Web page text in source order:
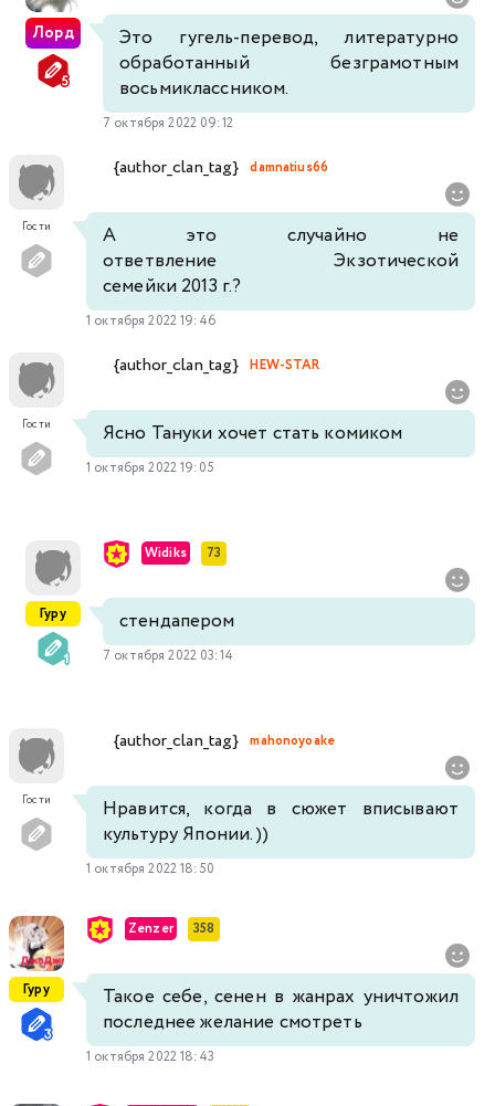
Лорд
Это гугель-перевод, литературно
обработанный безграмотным
восьмиклассником.
7 октября 2022 09:12
Гости
{author_clan_tag} damnatius66
А это случайно не
ответвление Экзотической
семейки 2013 г.?
1 октября 2022 19:46
Гости
{author_clan_tag} HEW-STAR
Ясно Тануки хочет стать комиком
1 октября 2022 19:05
Гуру
Widiks 73
стендапером
7 октября 2022 03:14
Гости
{author_clan_tag} mahonoyoake
Нравится, когда в сюжет вписывают
культуру Японии. ))
1 октября 2022 18:50
Гуру
Zenzer 358
Такое себе, сенен в жанрах уничтожил
последнее желание смотреть
1 октября 2022 18:43